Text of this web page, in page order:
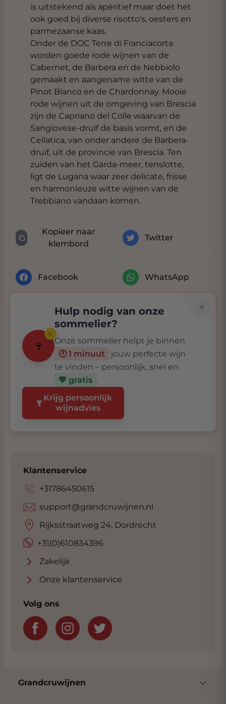
is uitstekend als apèritief maar doet het
ook goed bij diverse risotto's, oesters en
parmezaanse kaas.
Onder de DOC Terre di Franciacorta
worden goede rode wijnen van de
Cabernet, de Barbera en de Nebbiolo
gemaakt en aangename witte van de
Pinot Bianco en de Chardonnay. Mooie
rode wijnen uit de omgeving van Brescia
zijn de Capriano del Colle waarvan de
Sangiovese-druif de basis vormt, en de
Cellatica, van onder andere de Barbera-
druif, uit de provincie van Brescia. Ten
zuiden van het Garda-meer, tenslotte,
ligt de Lugana waar zeer delicate, frisse
en harmonieuze witte wijnen van de
Trebbiano vandaan komen.
Kopieer naar
klembord
Twitter
Facebook WhatsApp
🍷
✨
Hulp nodig van onze
sommelier?
Onze sommelier helpt je binnen
🕐 1 minuut
jouw perfecte wijn
te vinden – persoonlijk, snel en
💚 gratis .
🍷 Krijg persoonlijk
wijnadvies
Klantenservice
+31786450615
+31(0)610834396
support@grandcruwijnen.nl
Rijksstraatweg 24, Dordrecht
Zakelijk
Onze klantenservice
Volg ons
Grandcruwijnen